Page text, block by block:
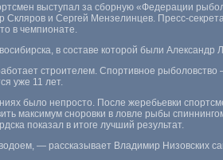
выступал за сборную «Федерации
Скляров и Сергей Мензелинцев. Пресс-
в чемпионате.
, в составе которой были Александр
строителем. Спортивное
уже 11 лет.
было непросто. После жеребьевки
максимум сноровки в ловле рыбы
показал в итоге лучший результат.
— рассказывает Владимир Низовских